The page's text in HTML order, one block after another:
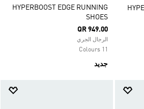
HYPERBOOST EDGE RUNNING
SHOES
QR 949.00
الرجال الجري
11 Colours
جديد